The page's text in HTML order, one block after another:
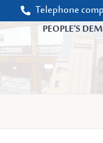

 Telephone
PEOPLE’S